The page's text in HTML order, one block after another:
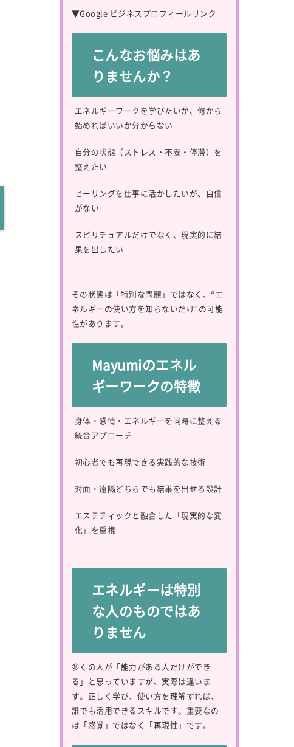
▼Google ビジネスプロフィールリンク
こんなお悩みはあ
りませんか？
エネルギーワークを学びたいが、何から
始めればいいか分からない
自分の状態（ストレス・不安・停滞）を
整えたい
ヒーリングを仕事に活かしたいが、自信
がない
スピリチュアルだけでなく、現実的に結
果を出したい
その状態は「特別な問題」ではなく、“エ
ネルギーの使い方を知らないだけ”の可能
性があります。
Mayumiのエネル
ギーワークの特徴
身体・感情・エネルギーを同時に整える
統合アプローチ
初心者でも再現できる実践的な技術
対面・遠隔どちらでも結果を出せる設計
エステティックと融合した「現実的な変
化」を重視
エネルギーは特別
な人のものではあ
りません
多くの人が「能力がある人だけができ
る」と思っていますが、実際は違いま
す。正しく学び、使い方を理解すれば、
誰でも活用できるスキルです。重要なの
は「感覚」ではなく「再現性」です。